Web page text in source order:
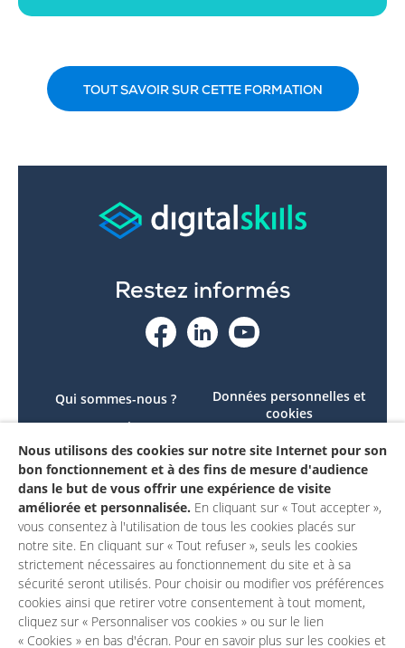
TOUT SAVOIR SUR CETTE FORMATION
Restez informés
Qui sommes-nous ?
Le projet
Contactez-nous
Mon compte
Données personnelles et
cookies
conforme
Mentions légales
Nous utilisons des cookies sur notre site Internet pour son
bon fonctionnement et à des fins de mesure d'audience
dans le but de vous offrir une expérience de visite
améliorée et personnalisée. En cliquant sur « Tout accepter »,
vous consentez à l'utilisation de tous les cookies placés sur
notre site. En cliquant sur « Tout refuser », seuls les cookies
strictement nécessaires au fonctionnement du site et à sa
sécurité seront utilisés. Pour choisir ou modifier vos préférences
cookies ainsi que retirer votre consentement à tout moment,
cliquez sur « Personnaliser vos cookies » ou sur le lien
« Cookies » en bas d'écran. Pour en savoir plus sur les cookies et